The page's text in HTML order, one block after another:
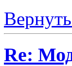
Re: